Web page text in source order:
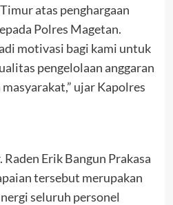
atas penghargaan
Polres Magetan.
motivasi bagi kami untuk
pengelolaan anggaran
ujar Kapolres
Erik Bangun Prakasa
tersebut merupakan
seluruh personel